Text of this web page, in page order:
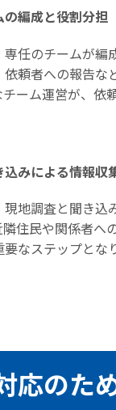
編成と役割分担
専任のチームが編
頼者への報告な
ーム運営が、依
みによる情報収
地調査と聞き込
隣住民や関係者へ
なステップとな
応のた